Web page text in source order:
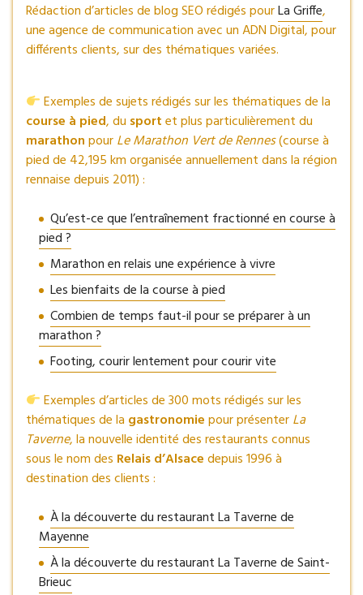
Rédaction d’articles de blog SEO rédigés pourLa Griffe,
une agence de communication avec un ADN Digital, pour
différents clients, sur des thématiques variées.
Exemples de sujets rédigés sur les thématiques de la
course à pied, du sportet plus particulièrement du
marathonpourLe Marathon Vert de Rennes(course à
pied de 42,195 km organisée annuellement dans la région
rennaise depuis 2011) :
Qu’est-ce que l’entraînement fractionné en course à
pied ?
Marathon en relais une expérience à vivre
Les bienfaits de la course à pied
Combien de temps faut-il pour se préparer à un
marathon ?
Footing, courir lentement pour courir vite
Exemples d’articles de 300 mots rédigés sur les
thématiques de la gastronomiepour présenterLa
Taverne, la nouvelle identité des restaurants connus
sous le nom des Relais d’Alsacedepuis 1996 à
destination des clients :
À la découverte du restaurant La Taverne de
Mayenne
À la découverte du restaurant La Taverne de Saint-
Brieuc